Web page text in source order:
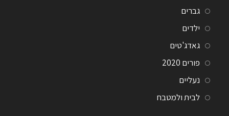
גברים
ילדים
גאדג'טים
פורים 2020
נעליים
לבית ולמטבח